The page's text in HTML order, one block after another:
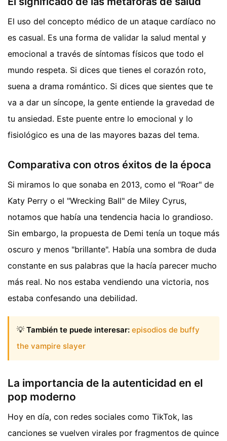
El uso del concepto médico de un ataque cardíaco no
es casual. Es una forma de validar la salud mental y
emocional a través de síntomas físicos que todo el
mundo respeta. Si dices que tienes el corazón roto,
suena a drama romántico. Si dices que sientes que te
va a dar un síncope, la gente entiende la gravedad de
tu ansiedad. Este puente entre lo emocional y lo
fisiológico es una de las mayores bazas del tema.
Comparativa con otros éxitos de la época
Si miramos lo que sonaba en 2013, como el "Roar" de
Katy Perry o el "Wrecking Ball" de Miley Cyrus,
notamos que había una tendencia hacia lo grandioso.
Sin embargo, la propuesta de Demi tenía un toque más
oscuro y menos "brillante". Había una sombra de duda
constante en sus palabras que la hacía parecer mucho
más real. No nos estaba vendiendo una victoria, nos
estaba confesando una debilidad.
💡 También te puede interesar: episodios de buffy
the vampire slayer
La importancia de la autenticidad en el
pop moderno
Hoy en día, con redes sociales como TikTok, las
canciones se vuelven virales por fragmentos de quince